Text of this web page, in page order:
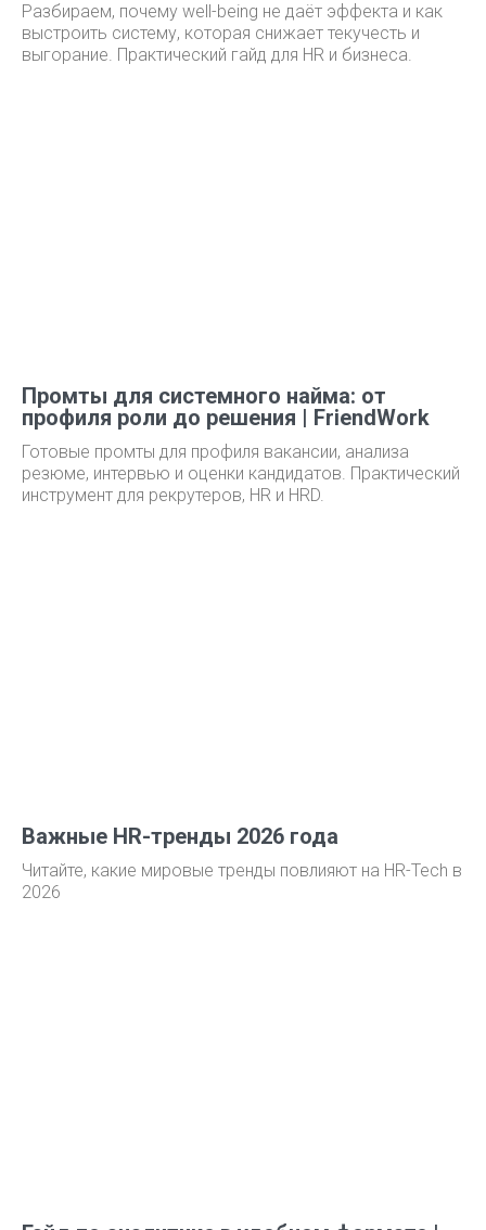
Разбираем, почему well-being не даёт эффекта и как
выстроить систему, которая снижает текучесть и
выгорание. Практический гайд для HR и бизнеса.
Промты для системного найма: от
профиля роли до решения | FriendWork
Готовые промты для профиля вакансии, анализа
резюме, интервью и оценки кандидатов. Практический
инструмент для рекрутеров, HR и HRD.
Важные HR-тренды 2026 года
Читайте, какие мировые тренды повлияют на HR-Tech в
2026